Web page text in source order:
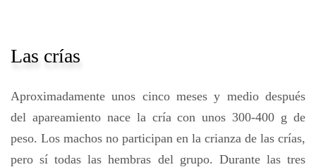
Las crías
Aproximadamente unos cinco meses y medio después
del apareamiento nace la cría con unos 300-400 g de
peso. Los machos no participan en la crianza de las crías,
pero sí todas las hembras del grupo. Durante las tres